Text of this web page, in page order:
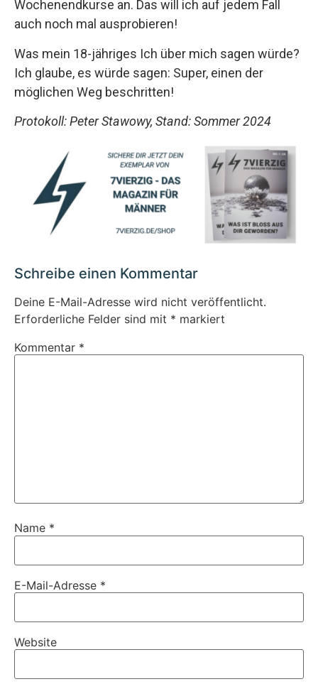
Wochenendkurse an. Das will ich auf jedem Fall
auch noch mal ausprobieren!
Was mein 18-jähriges Ich über mich sagen würde?
Ich glaube, es würde sagen: Super, einen der
möglichen Weg beschritten!
Protokoll: Peter Stawowy, Stand: Sommer 2024
Schreibe einen Kommentar
Deine E-Mail-Adresse wird nicht veröffentlicht.
Erforderliche Felder sind mit * markiert
Kommentar *
Name *
E-Mail-Adresse *
Website